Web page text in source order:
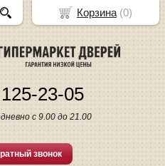
23-05
с 9.00 до 21.00
звонок
Корзина(0)